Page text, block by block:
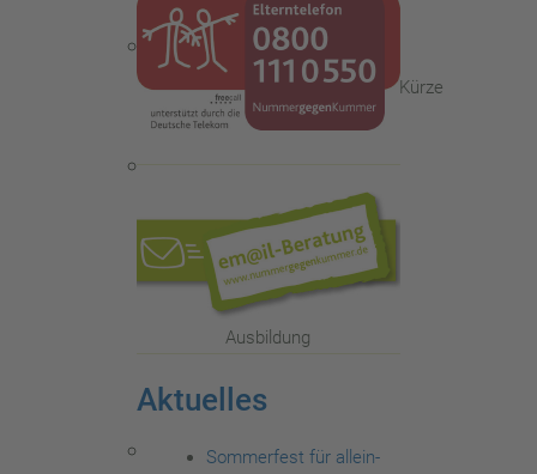
Die Familienberatungsstelle - in Kürze
Das Kinder- und Jugendtelefon
Ausbildung
Aktuelles
Sommerfest für allein-